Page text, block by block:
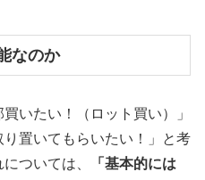
なのか
いたい！（ロット買い）」
置いてもらいたい！」と考
ついては、
「基本的には